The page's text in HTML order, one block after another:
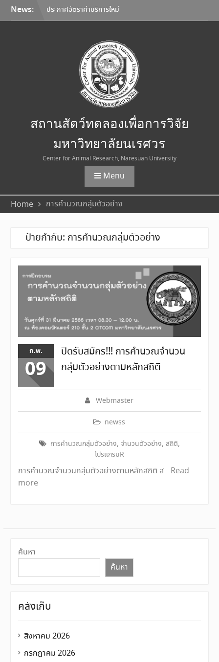
SkipNews:
ประกาศอัตราค่าบริการใหม่
สถานสัตว์ทดลองเพื่อการวิจัย
มหาวิทยาลัยนเรศวร จับมือ
Korea Institute of
Toxicology และมหาวิทยาลัย
เชียงใหม่ ลงนาม MOU ยก
ระดับการวิจัยทดสอบความ
ปลอดภัยระดับก่อนคลินิกสู่
การเลือกใช้อุปกรณ์คุ้มครอง
ความปลอดภัยส่วนบุคคล
(Personal Protective
Equipment: PPE)
สถานสัตว์ทดลองเพื่อการวิจัย
มหาวิทยาลัยนเรศวร
Center for Animal Research, Naresuan University
Menu
Home การคำนวณกลุ่มตัวอย่าง
ป้ายกำกับ: การคำนวณกลุ่มตัวอย่าง
ก.พ.
09
ปิดรับสมัคร!!! การคำนวณจำนวน
กลุ่มตัวอย่างตามหลักสถิติ
Webmaster
newss
การคำนวณกลุ่มตัวอย่าง, จำนวนตัวอย่าง, สถิติ,
โปรแกรมR
การคำนวณจำนวนกลุ่มตัวอย่างตามหลักสถิติ ส
Read
more
ค้นหา
ค้นหา
คลังเก็บ
สิงหาคม 2026
กรกฎาคม 2026